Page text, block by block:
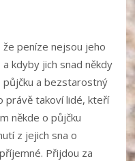
peníze nejsou jeho
kdyby jich snad někdy
a bezstarostný
právě takoví lidé, kteří
někde o půjčku
z jejich sna o
Přijdou za